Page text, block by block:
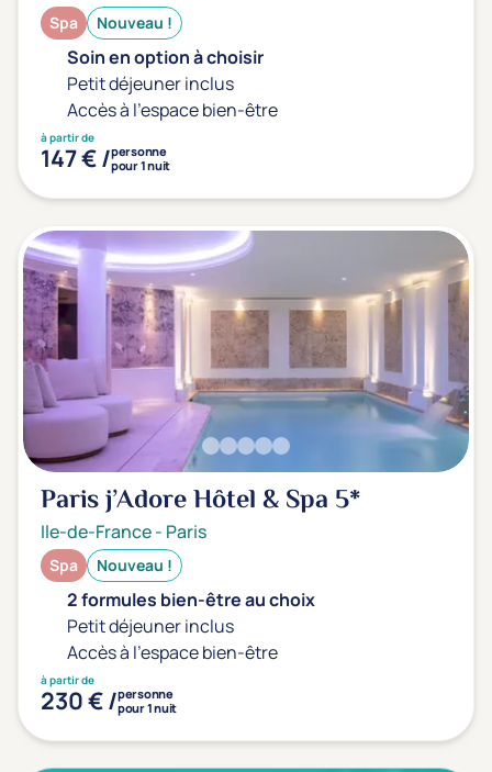
Sport
Yoga
Offres spéciales
Vente Flash & Promo
(0)
Offres spéciales Solo
(0)
Distance de chez vous
Établissements proches de chez moi
Km
Transports & hébergement
Soins sans hébergement
Offre séjour + vol inclus
Spa Nouveau !
Soin en option à choisir
Petit déjeuner inclus
Accès à l'espace bien-être
à partir de
147 € /personne
pour 1 nuit
Paris j’Adore Hôtel & Spa 5*
Ile-de-France- Paris
Spa Nouveau !
2 formules bien-être au choix
Petit déjeuner inclus
Accès à l'espace bien-être
à partir de
230 € /personne
pour 1 nuit